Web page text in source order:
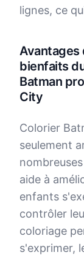
lignes, ce
Avantages
bienfaits
Batman
City
Colorier
seulement
aide à
enfants
contrôler
coloriage
s'exprimer,